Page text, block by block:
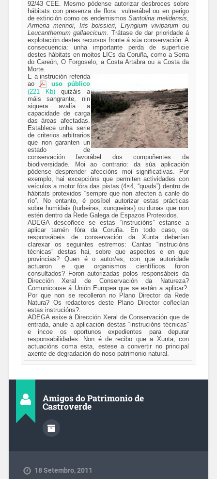
92/43 CEE. Mesmo pódense autorizar desbroces sobre
hábitats con presenza de flora vulnerábel ou en perigo
de extinción como os endemismosSantolina melidensis
Armeria merinoi, Iris boissieri ,Eryngium viviparum ou
Leucanthemum gallaecicum . Trátase de dar prioridade á
explotación destes recursos fronte á súa conservación. A
consecuencia: unha importante perda de superficie
destes hábitats en moitos LICs da Coruña, como a Serra
do Careón, O Forgoselo, a Costa Artabra ou a Costa da
Morte.
E a instrución referida
ao
uso público
(221 Kb)quizáis a
máis sangrante, nin
siquera avalía a
capacidade de carga
das áreas afectadas.
Establece unha serie
de criterios arbitrarios
que non garanten un
estado de
conservación favorábel dos compoñentes da
biodiversidade. Moi ao contrario: da súa aplicación
pódense desprender afeccións moi significativas. Por
exemplo, hai excepcións que permiten actividades con
veículos a motor fóra das pistas (4×4, “quads”) dentro de
hábitats protexidos “sempre que non afecten á canle do
río”. No entanto, é posíbel autorizar estas prácticas
sobre humidais (turbeiras, xunqueiras) ou dunas que non
estén dentro da Rede Galega de Espazos Protexidos.
ADEGA descoñece se estas “instrucións” estanse a
aplicar tamén fóra da Coruña. En todo caso, os
responsábeis de conservación da Xunta deberían
clarexar os seguintes estremos: Cantas “instrucións
técnicas” destas hai, sobre que aspectos e en que
provincias? Quen é o autor/es, con que autoridade
actuaron e que organismos científicos foron
consultados? Foron autorizadas polos responsábeis da
Dirección Xeral de Conservación da Natureza?
Comunicouse á Unión Europea que se están a aplicar?.
Por que non se recolleron no Plano Director da Rede
Natura? Os redactores deste Plano Director coñecían
estas instrucións?.
ADEGA esixe á Dirección Xeral de Conservación que de
entrada, anule a aplicación destas “instrucións técnicas”
e incoe os oportunos expedientes para depurar
responsabilidades. Non é de recibo que a Xunta, con
actuacións coma esta, estese a convertir no principal
axente de degradación do noso patrimonio natural.
Amigos do Patrimonio de
Castroverde
18 Setembro, 2011